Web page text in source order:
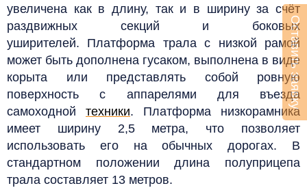
увеличена как в длину, так и в ширину за счёт
раздвижных секций и боковых
уширителей. Платформа трала с низкой рамой
может быть дополнена гусаком, выполнена в виде
корыта или представлять собой ровную
поверхность с аппарелями для въезда
самоходной техники. Платформа низкорамника
имеет ширину 2,5 метра, что позволяет
использовать его на обычных дорогах. В
стандартном положении длина полуприцепа
трала составляет 13 метров.
Оставить заявку